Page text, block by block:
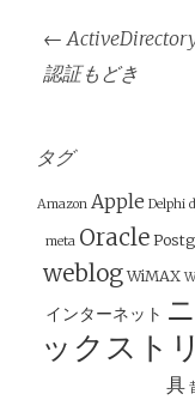
投
稿
ナ
ビ
ゲ
ー
シ
ョ
ン
←
認証もどき
タグ
Amazon Apple Delphi
meta Oracle
weblog WiMAX
インターネット
ックスト
具